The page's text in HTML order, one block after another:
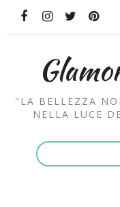
"LA BELLEZZA
NELLA LUCE